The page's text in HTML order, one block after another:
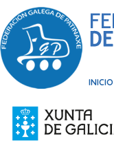
INICIO